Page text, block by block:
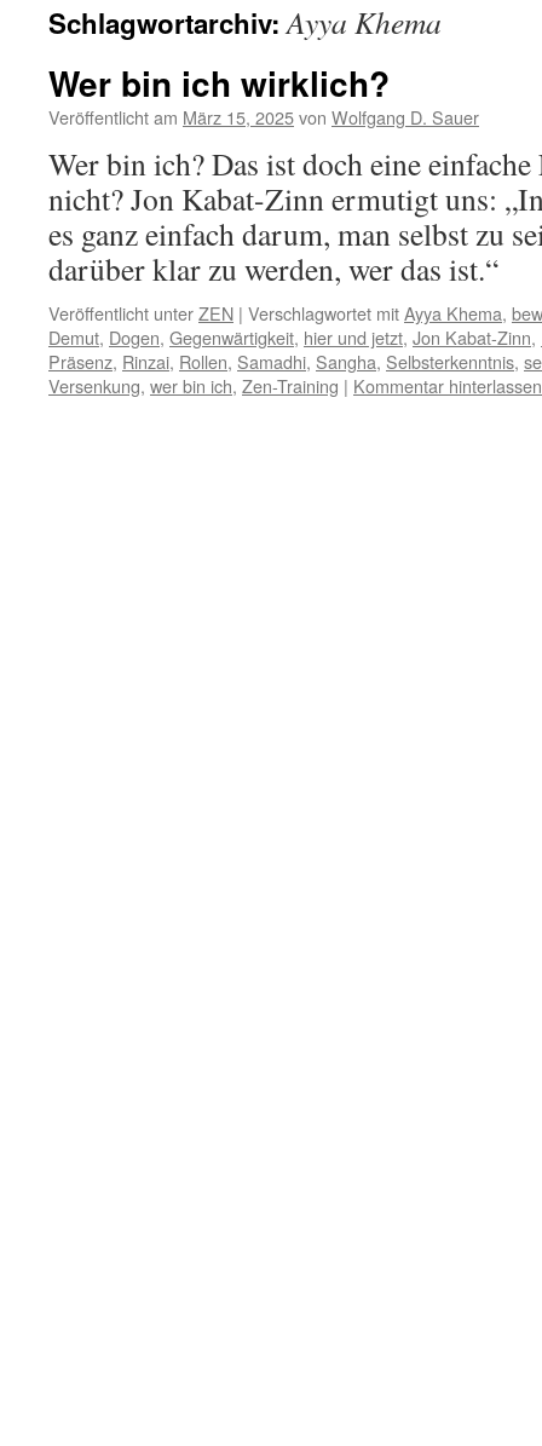
Schlagwortarchiv:Ayya Khema
Wer bin ich wirklich?
Veröffentlicht am März 15, 2025von Wolfgang D. Sauer
Wer bin ich? Das ist doch eine einfache
nicht? Jon Kabat-Zinn ermutigt uns:
es ganz einfach darum, man selbst zu
darüber klar zu werden, wer das ist.“
Veröffentlicht unterZEN | Verschlagwortet mitAyya Khema,
Demut, Dogen, Gegenwärtigkeit, hier und jetzt, Jon Kabat-Zinn,
Präsenz, Rinzai, Rollen, Samadhi, Sangha, Selbsterkenntnis,
Versenkung, wer bin ich, Zen-Training | Kommentar hinterlassen